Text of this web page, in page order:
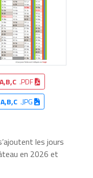
.PDF
.JPG
les jours
en 2026 et